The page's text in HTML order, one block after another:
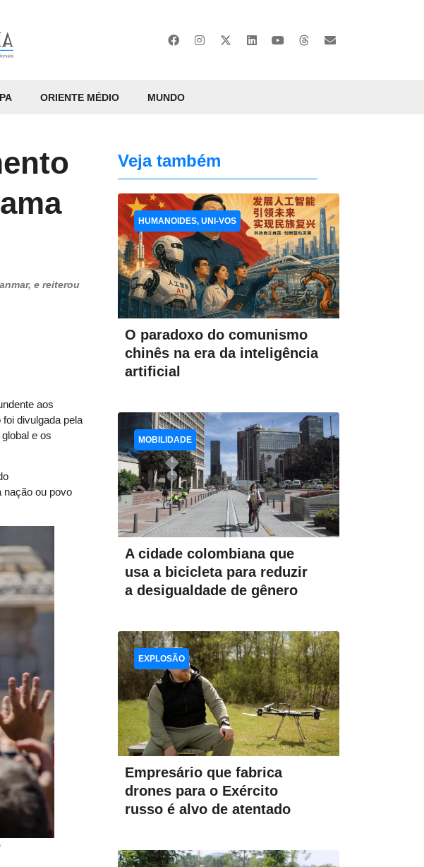
ORIENTE MÉDIO MUNDO
e reiterou
aos
divulgada pela
e os
nação ou povo
Veja também
O paradoxo do comunismo
chinês na era da inteligência
artificial
HUMANOIDES, UNI-VOS
A cidade colombiana que
usa a bicicleta para reduzir
a desigualdade de gênero
MOBILIDADE
Empresário que fabrica
drones para o Exército
russo é alvo de atentado
EXPLOSÃO